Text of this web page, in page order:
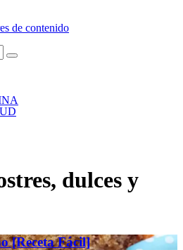
de contenido
dulces y
[Receta Fácil]